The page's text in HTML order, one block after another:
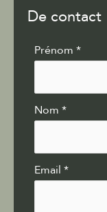
De contact
Formulaire
avec
téléphone
Prénom *
Nom *
Email *